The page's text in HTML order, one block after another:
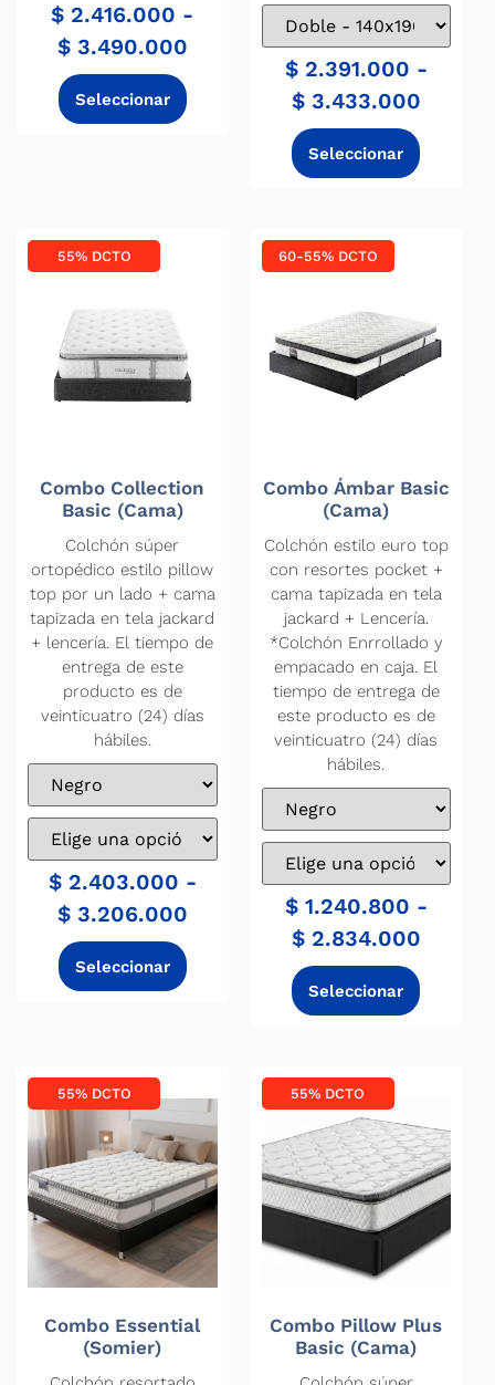
$ 2.416.000 -
$3.490.000
$2.391.000 -
$3.433.000
55% DCTO
Combo Collection
Basic (Cama)
Colchón súper
ortopédico estilo pillow
top por un lado + cama
tapizada en tela jackard
+ lencería. El tiempo de
entrega de este
producto es de
veinticuatro (24) días
hábiles.
$2.403.000 -
$3.206.000
60-55% DCTO
Combo Ámbar Basic
(Cama)
Colchón estilo euro top
con resortes pocket +
cama tapizada en tela
jackard + Lencería.
*Colchón Enrrollado y
empacado en caja. El
tiempo de entrega de
este producto es de
veinticuatro (24) días
hábiles.
$1.240.800 -
$2.834.000
55% DCTO
Combo Essential
(Somier)
55% DCTO
Combo Pillow Plus
Basic (Cama)